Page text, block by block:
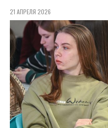
21 АПРЕЛЯ 2026